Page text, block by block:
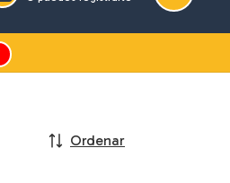
Ordenar